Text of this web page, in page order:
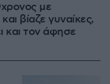
με
βίαζε γυναίκες,
και τον άφησε